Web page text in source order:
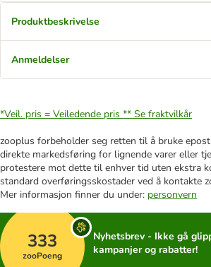
Produktbeskrivelse
Anmeldelser
*Veil. pris = Veiledende pris ** Se fraktvilkår
zooplus forbeholder seg retten til å bruke
direkte markedsføring for lignende varer eller
protestere mot dette til enhver tid uten ekstra
standard overføringsskostader ved å kontakte
Mer informasjon finner du under: personvern
333
zooPoeng
Nyhetsbrev - Ikke gå
kampanjer og rabatter!